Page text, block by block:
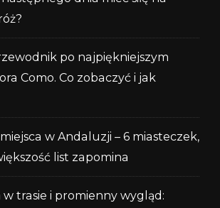
po najpiękniejszym
Como. Co zobaczyć i jak
w Andaluzji – 6 miasteczek,
list zapomina
w trasie i promienny wygląd: